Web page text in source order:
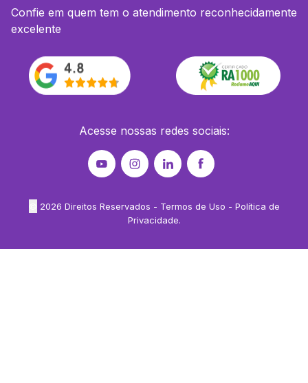
Confie em quem tem o atendimento reconhecidamente
excelente
Acesse nossas redes sociais:
2026 Direitos Reservados - Termos de Uso - Política de
Privacidade.